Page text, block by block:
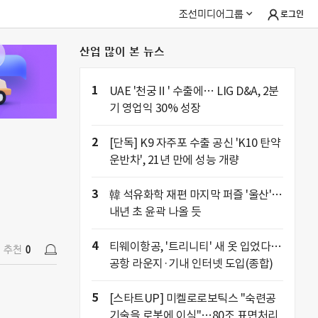
조선미디어그룹 로그인
추천 0
산업 많이 본 뉴스